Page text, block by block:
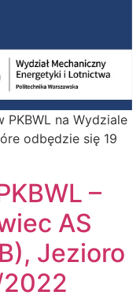
PKBWL na Wydziale
odbędzie się 19
–
AS
Jezioro